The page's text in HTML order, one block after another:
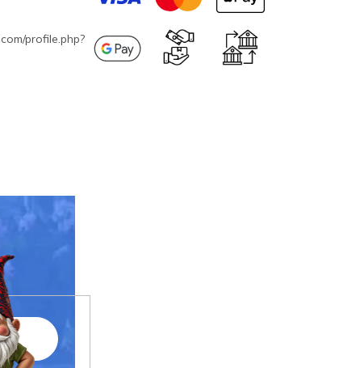
profile.php?